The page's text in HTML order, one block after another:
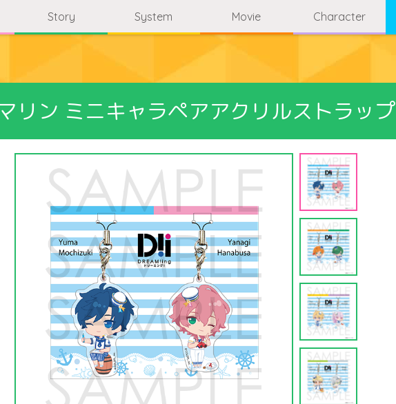
Story System Movie Character
リン ミニキャラペアアクリルストラップ